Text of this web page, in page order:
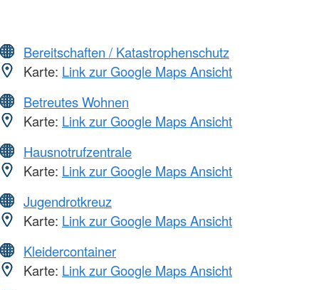
Bereitschaften / Katastrophenschutz
Karte: Link zur Google Maps Ansicht
Betreutes Wohnen
Karte: Link zur Google Maps Ansicht
Hausnotrufzentrale
Karte: Link zur Google Maps Ansicht
Jugendrotkreuz
Karte: Link zur Google Maps Ansicht
Kleidercontainer
Karte: Link zur Google Maps Ansicht